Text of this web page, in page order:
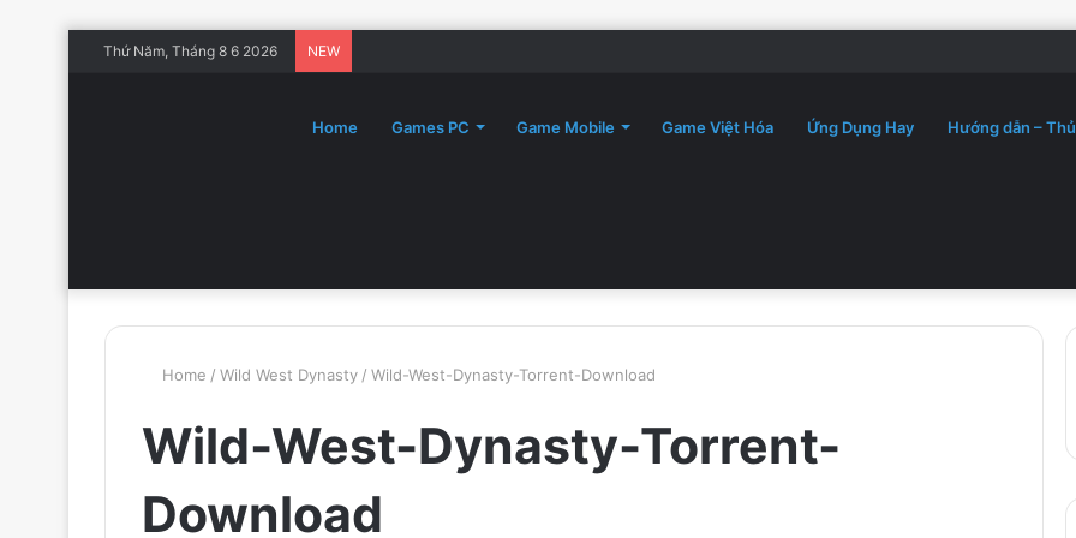
Thứ Năm, Tháng 8 6 2026 NEW
Home Games PC Game Mobile Game Việt Hóa Ứng Dụng Hay Hướng dẫn –
Home / Wild West Dynasty / Wild-West-Dynasty-Torrent-Download
Wild-West-Dynasty-Torrent-
Download